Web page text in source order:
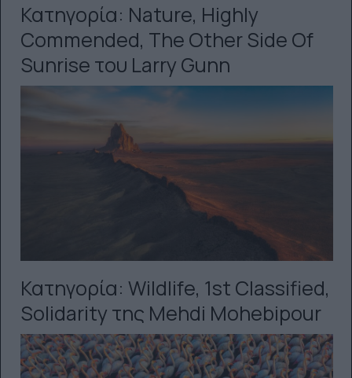
Κατηγορία: Nature, Highly
Commended, The Other Side Of
Sunrise του Larry Gunn
Κατηγορία: Wildlife, 1st Classified,
Solidarity της Mehdi Mohebipour